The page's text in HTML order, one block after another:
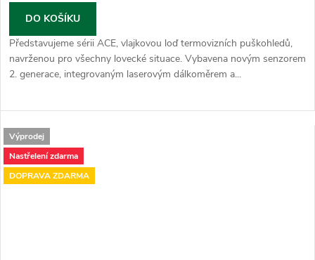
DO KOŠÍKU
Představujeme sérii ACE, vlajkovou loď termovizních puškohledů,
navrženou pro všechny lovecké situace. Vybavena novým senzorem
2. generace, integrovaným laserovým dálkoměrem a...
Výprodej
Nastřelení zdarma
DOPRAVA ZDARMA